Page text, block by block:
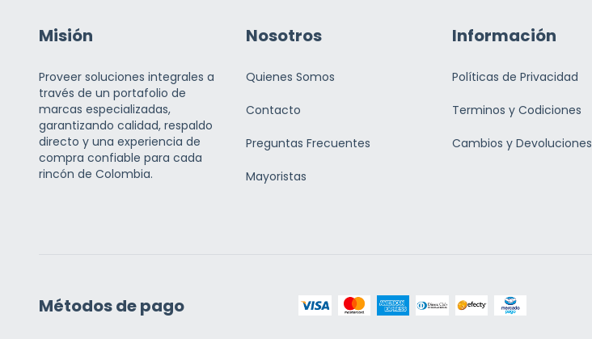
Misión
Proveer soluciones integrales a
través de un portafolio de
marcas especializadas,
garantizando calidad, respaldo
directo y una experiencia de
compra confiable para cada
rincón de Colombia.
Nosotros
Quienes Somos
Contacto
Preguntas Frecuentes
Mayoristas
Información
Políticas de Privacidad
Terminos y Codiciones
Cambios y Devoluciones
Métodos de pago